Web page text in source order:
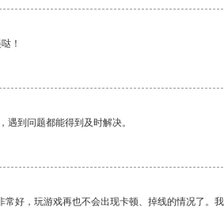
！
遇到问题都能得到及时解决。
好，玩游戏再也不会出现卡顿、掉线的情况了。